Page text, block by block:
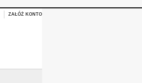
ZAŁÓŻ KONTO